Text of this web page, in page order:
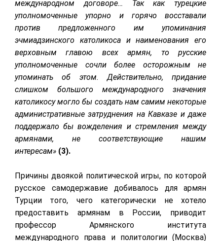
международном договоре… Так как турецкие
уполномоченные упорно и горячо восставали
против предложенного им упоминания
эчмиадзинского католикоса и наименования его
верховным главою всех армян, то русские
уполномоченные сочли более осторожным не
упоминать об этом. Действительно, придание
слишком большого международного значения
католикосу могло бы создать нам самим некоторые
административные затруднения на Кавказе и даже
поддержало бы вожделения и стремления между
армянами, не соответствующие нашим
интересам» (3).
Причины двоякой политической игры, по которой
русское самодержавие добивалось для армян
Турции того, чего категорически не хотело
предоставить армянам в России, приводит
профессор Армянского института
международного права и политологии (Москва)